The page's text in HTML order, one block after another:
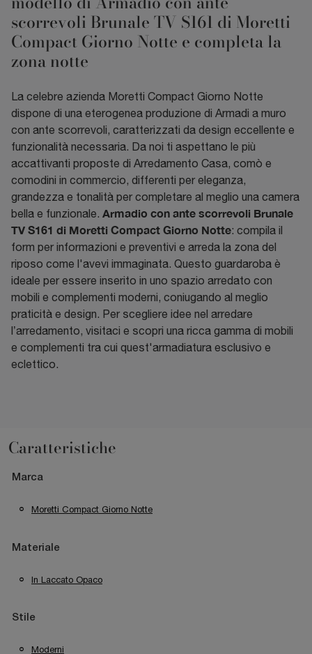
scorrevoli Brunale TV S161 di Moretti
Compact Giorno Notte e completa la
zona notte
La celebre azienda Moretti Compact Giorno Notte
dispone di una eterogenea produzione di Armadi a muro
con ante scorrevoli, caratterizzati da design eccellente e
funzionalità necessaria. Da noi ti aspettano le più
accattivanti proposte di Arredamento Casa, comò e
comodini in commercio, differenti per eleganza,
grandezza e tonalità per completare al meglio una camera
bella e funzionale. Armadio con ante scorrevoli Brunale
TV S161 di Moretti Compact Giorno Notte: compila il
form per informazioni e preventivi e arreda la zona del
riposo come l'avevi immaginata. Questo guardaroba è
ideale per essere inserito in uno spazio arredato con
mobili e complementi moderni, coniugando al meglio
praticità e design. Per scegliere idee nel arredare
l’arredamento, visitaci e scopri una ricca gamma di mobili
e complementi tra cui quest'armadiatura esclusivo e
eclettico.
Caratteristiche
Marca
Moretti Compact Giorno Notte
Materiale
In Laccato Opaco
Stile
Moderni